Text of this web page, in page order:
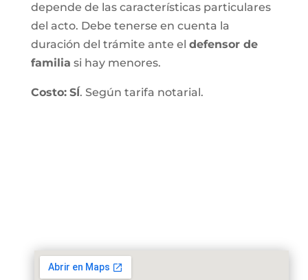
depende de las características particulares
del acto. Debe tenerse en cuenta la
duración del trámite ante el defensor de
familia si hay menores.
Costo: SÍ. Según tarifa notarial.